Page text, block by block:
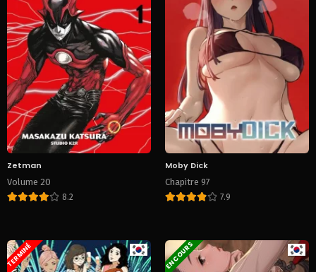
Zetman
Volume 20
8.2
Moby Dick
Chapitre 97
7.9
TERMINÉ EN COURS